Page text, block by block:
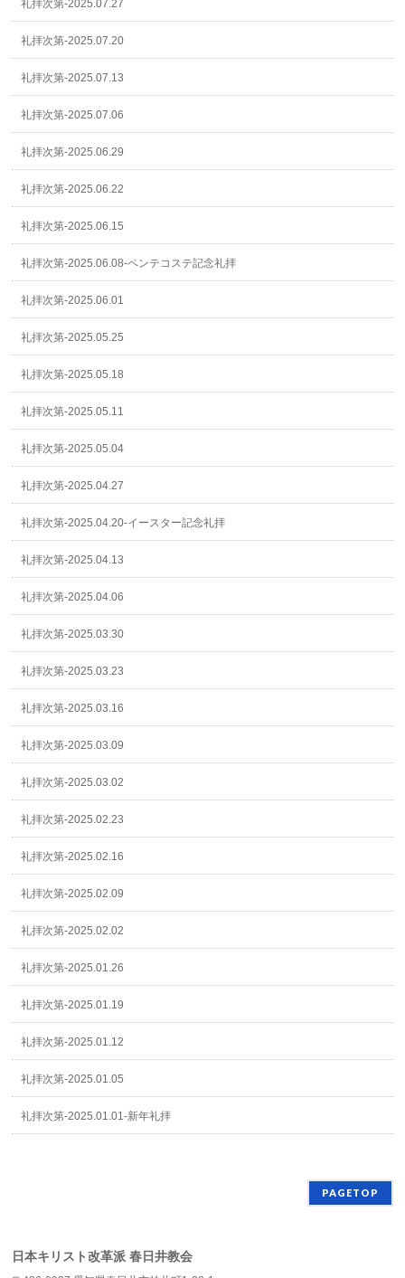
礼拝次第-2025.07.27
礼拝次第-2025.07.20
礼拝次第-2025.07.13
礼拝次第-2025.07.06
礼拝次第-2025.06.29
礼拝次第-2025.06.22
礼拝次第-2025.06.15
礼拝次第-2025.06.08-ペンテコステ記念礼拝
礼拝次第-2025.06.01
礼拝次第-2025.05.25
礼拝次第-2025.05.18
礼拝次第-2025.05.11
礼拝次第-2025.05.04
礼拝次第-2025.04.27
礼拝次第-2025.04.20-イースター記念礼拝
礼拝次第-2025.04.13
礼拝次第-2025.04.06
礼拝次第-2025.03.30
礼拝次第-2025.03.23
礼拝次第-2025.03.16
礼拝次第-2025.03.09
礼拝次第-2025.03.02
礼拝次第-2025.02.23
礼拝次第-2025.02.16
礼拝次第-2025.02.09
礼拝次第-2025.02.02
礼拝次第-2025.01.26
礼拝次第-2025.01.19
礼拝次第-2025.01.12
礼拝次第-2025.01.05
礼拝次第-2025.01.01-新年礼拝
PAGETOP
日本キリスト改革派 春日井教会